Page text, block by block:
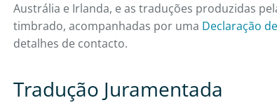
Austrália e Irlanda, e as traduções produzidas
timbrado, acompanhadas por uma Declaração
detalhes de contacto.
Tradução Juramentada